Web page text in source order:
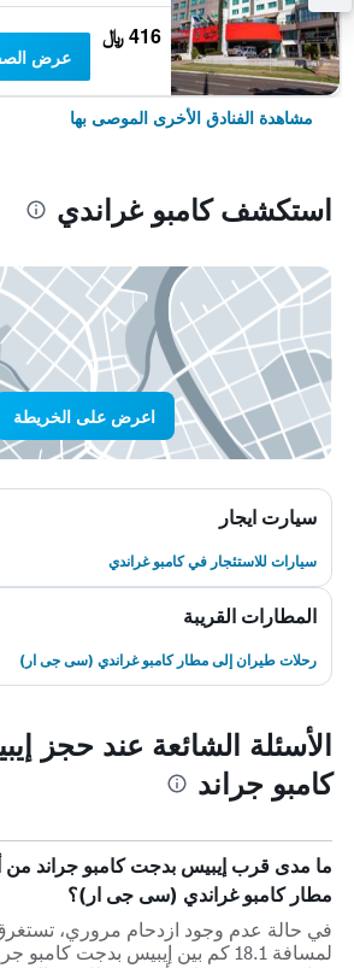
416 ﷼
عرض
مشاهدة الفنادق الأخرى الموصى بها
استكشف كامبو غراندي
اعرض على الخريطة
سيارت ايجار
سيارات للاستئجار في كامبو غراندي
المطارات القريبة
رحلات طيران إلى مطار كامبو غراندي (سى جى ار)
الأسئلة الشائعة عند حجز
كامبو جراند
ما مدى قرب إيبيس بدجت كامبو جراند
مطار كامبو غراندي (سى جى ار)؟
في حالة عدم وجود ازدحام مروري،
لمسافة 18.1 كم بين إيبيس بدجت